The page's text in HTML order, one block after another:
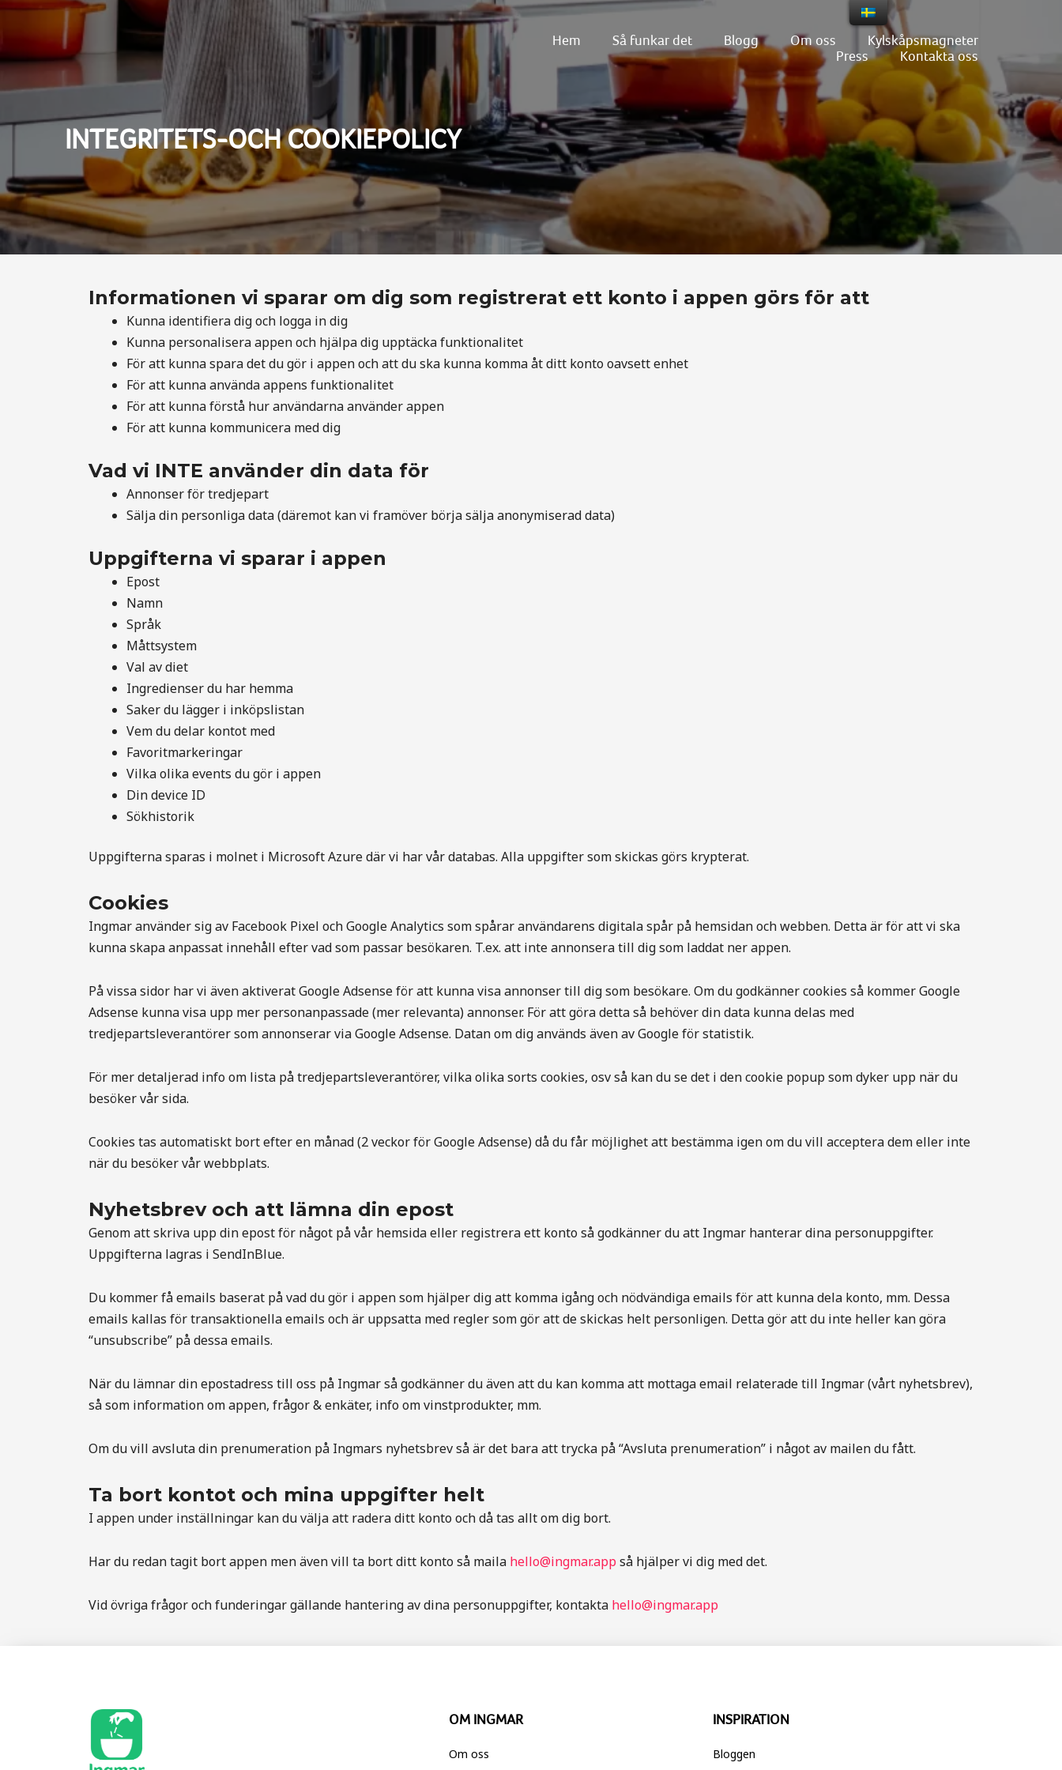
Appen med middagstips och inköpslista utifrån dina ingredienser Hem Så funkar det Blogg Om oss
Kylskåpsmagneter
Press
Kontakta oss
INTEGRITETS-OCH COOKIEPOLICY
Informationen vi sparar om dig som registrerat ett konto i appen görs för att
Kunna identifiera dig och logga in dig
Kunna personalisera appen och hjälpa dig upptäcka funktionalitet
För att kunna spara det du gör i appen och att du ska kunna komma åt ditt konto oavsett enhet
För att kunna använda appens funktionalitet
För att kunna förstå hur användarna använder appen
För att kunna kommunicera med dig
Vad vi INTE använder din data för
Annonser för tredjepart
Sälja din personliga data (däremot kan vi framöver börja sälja anonymiserad data)
Uppgifterna vi sparar i appen
Epost
Namn
Språk
Måttsystem
Val av diet
Ingredienser du har hemma
Saker du lägger i inköpslistan
Vem du delar kontot med
Favoritmarkeringar
Vilka olika events du gör i appen
Din device ID
Sökhistorik
Uppgifterna sparas i molnet i Microsoft Azure där vi har vår databas. Alla uppgifter som skickas görs krypterat.
Cookies
Ingmar använder sig av Facebook Pixel och Google Analytics som spårar användarens digitala spår på hemsidan och webben. Detta är för att vi ska
kunna skapa anpassat innehåll efter vad som passar besökaren. T.ex. att inte annonsera till dig som laddat ner appen.
På vissa sidor har vi även aktiverat Google Adsense för att kunna visa annonser till dig som besökare. Om du godkänner cookies så kommer Google
Adsense kunna visa upp mer personanpassade (mer relevanta) annonser. För att göra detta så behöver din data kunna delas med
tredjepartsleverantörer som annonserar via Google Adsense. Datan om dig används även av Google för statistik.
För mer detaljerad info om lista på tredjepartsleverantörer, vilka olika sorts cookies, osv så kan du se det i den cookie popup som dyker upp när du
besöker vår sida.
Cookies tas automatiskt bort efter en månad (2 veckor för Google Adsense) då du får möjlighet att bestämma igen om du vill acceptera dem eller inte
när du besöker vår webbplats.
Nyhetsbrev och att lämna din epost
Genom att skriva upp din epost för något på vår hemsida eller registrera ett konto så godkänner du att Ingmar hanterar dina personuppgifter.
Uppgifterna lagras i SendInBlue.
Du kommer få emails baserat på vad du gör i appen som hjälper dig att komma igång och nödvändiga emails för att kunna dela konto, mm. Dessa
emails kallas för transaktionella emails och är uppsatta med regler som gör att de skickas helt personligen. Detta gör att du inte heller kan göra
“unsubscribe” på dessa emails.
När du lämnar din epostadress till oss på Ingmar så godkänner du även att du kan komma att mottaga email relaterade till Ingmar (vårt nyhetsbrev),
så som information om appen, frågor & enkäter, info om vinstprodukter, mm.
Om du vill avsluta din prenumeration på Ingmars nyhetsbrev så är det bara att trycka på “Avsluta prenumeration” i något av mailen du fått.
Ta bort kontot och mina uppgifter helt
I appen under inställningar kan du välja att radera ditt konto och då tas allt om dig bort.
Har du redan tagit bort appen men även vill ta bort ditt konto så maila hello@ingmar.app så hjälper vi dig med det.
Vid övriga frågor och funderingar gällande hantering av dina personuppgifter, kontakta hello@ingmar.app
OM INGMAR
Om oss
INSPIRATION
Bloggen